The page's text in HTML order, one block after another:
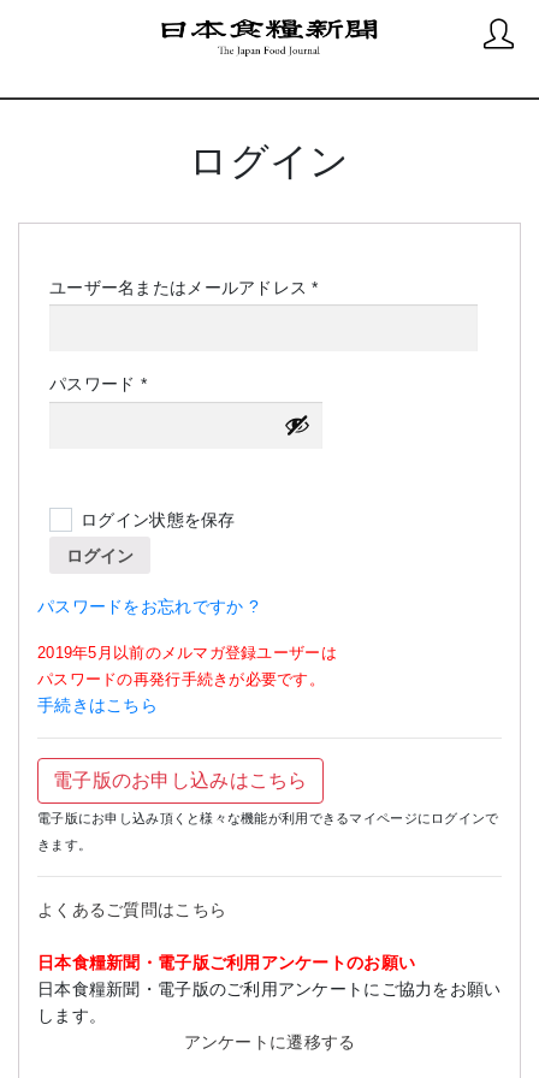
ログイン
ユーザー名またはメールアドレス*必
パスワード *必
須
ログイン状態を保存
ログイン
パスワードをお忘れですか ?
2019年5月以前のメルマガ登録ユーザーは
パスワードの再発行手続きが必要です。
手続きはこちら
電子版のお申し込みはこちら
電子版にお申し込み頂くと様々な機能が利用できるマイページにログインで
きます。
よくあるご質問はこちら
日本食糧新聞・電子版ご利用アンケートのお願い
日本食糧新聞・電子版のご利用アンケートにご協力をお願い
します。
アンケートに遷移する